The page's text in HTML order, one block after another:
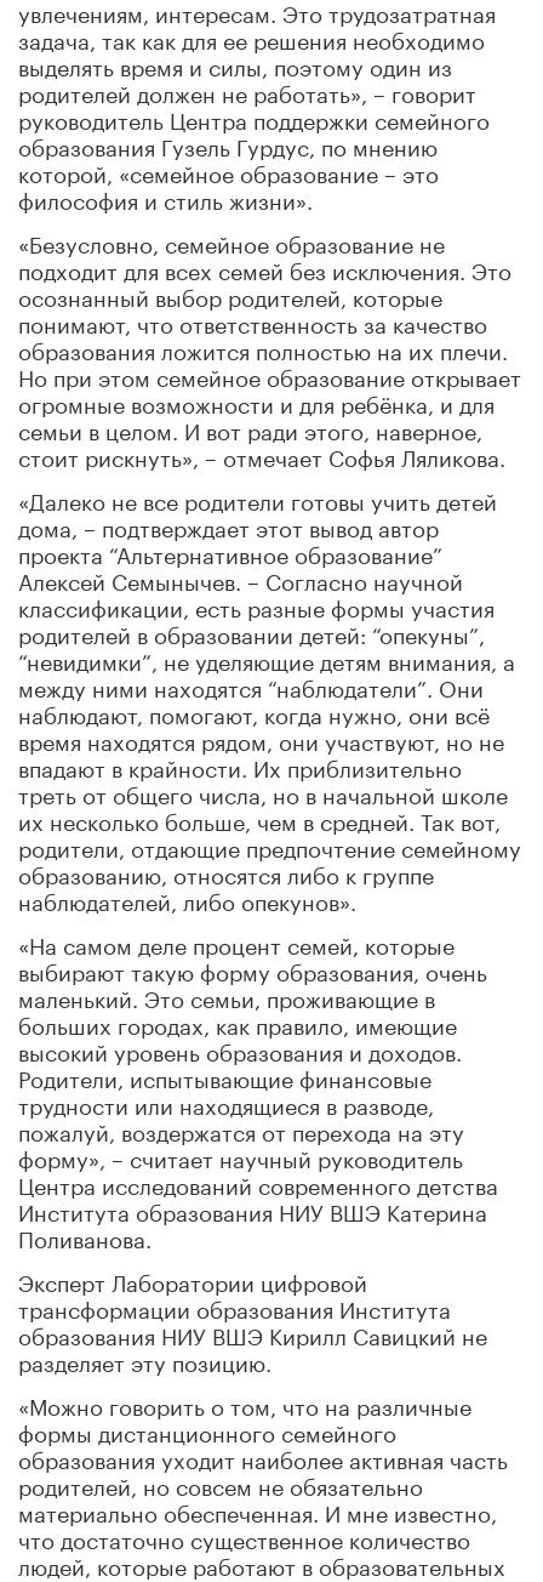
увлечениям, интересам. Это трудозатратная
задача, так как для ее решения необходимо
выделять время и силы, поэтому один из
родителей должен не работать», – говорит
руководитель Центра поддержки семейного
образования Гузель Гурдус, по мнению
которой, «семейное образование – это
философия и стиль жизни».
«Безусловно, семейное образование не
подходит для всех семей без исключения. Это
осознанный выбор родителей, которые
понимают, что ответственность за качество
образования ложится полностью на их плечи.
Но при этом семейное образование открывает
огромные возможности и для ребёнка, и для
семьи в целом. И вот ради этого, наверное,
стоит рискнуть», – отмечает Софья Ляликова.
«Далеко не все родители готовы учить детей
дома, – подтверждает этот вывод автор
проекта “Альтернативное образование”
Алексей Семынычев. – Согласно научной
классификации, есть разные формы участия
родителей в образовании детей: “опекуны”,
“невидимки”, не уделяющие детям внимания, а
между ними находятся “наблюдатели”. Они
наблюдают, помогают, когда нужно, они всё
время находятся рядом, они участвуют, но не
впадают в крайности. Их приблизительно
треть от общего числа, но в начальной школе
их несколько больше, чем в средней. Так вот,
родители, отдающие предпочтение семейному
образованию, относятся либо к группе
наблюдателей, либо опекунов».
«На самом деле процент семей, которые
выбирают такую форму образования, очень
маленький. Это семьи, проживающие в
больших городах, как правило, имеющие
высокий уровень образования и доходов.
Родители, испытывающие финансовые
трудности или находящиеся в разводе,
пожалуй, воздержатся от перехода на эту
форму», – считает научный руководитель
Центра исследований современного детства
Института образования НИУ ВШЭ Катерина
Поливанова.
Эксперт Лаборатории цифровой
трансформации образования Института
образования НИУ ВШЭ Кирилл Савицкий не
разделяет эту позицию.
«Можно говорить о том, что на различные
формы дистанционного семейного
образования уходит наиболее активная часть
родителей, но совсем не обязательно
материально обеспеченная. И мне известно,
что достаточно существенное количество
людей, которые работают в образовательных